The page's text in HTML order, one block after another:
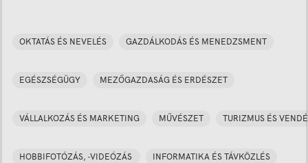
OKTATÁS ÉS NEVELÉS GAZDÁLKODÁS ÉS MENEDZSMENT
EGÉSZSÉGÜGY MEZŐGAZDASÁG ÉS ERDÉSZET
VÁLLALKOZÁS ÉS MARKETING MŰVÉSZET TURIZMUS ÉS
HOBBIFOTÓZÁS, -VIDEÓZÁS INFORMATIKA ÉS TÁVKÖZLÉS